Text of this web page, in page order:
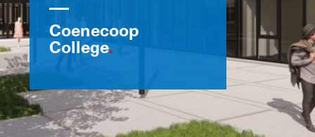
Coenecoop
College.